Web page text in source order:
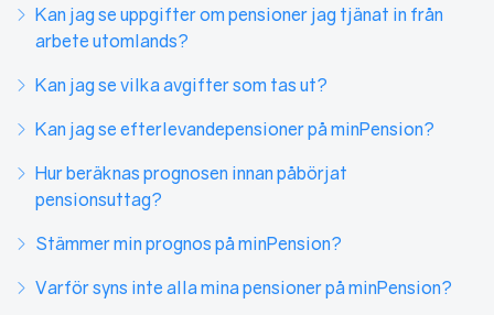
Kan jag se uppgifter om pensioner jag tjänat in från
arbete utomlands?
Kan jag se vilka avgifter som tas ut?
Kan jag se efterlevandepensioner på minPension?
Hur beräknas prognosen innan påbörjat
pensionsuttag?
Stämmer min prognos på minPension?
Varför syns inte alla mina pensioner på minPension?